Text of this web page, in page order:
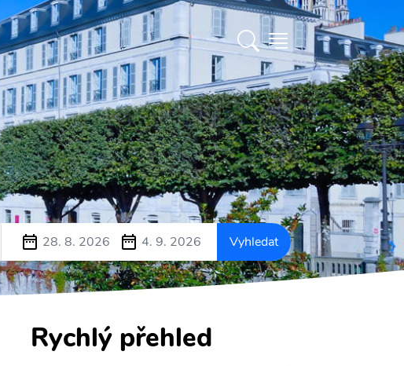
28. 8. 2026 4. 9. 2026 Vyhledat
Rychlý přehled